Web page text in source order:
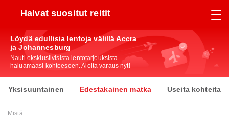
Halvat suositut reitit
Löydä edullisia lentoja välillä Accra
ja Johannesburg
Nauti eksklusiivisista lentotarjouksista
haluamaasi kohteeseen. Aloita varaus nyt!
Yksisuuntainen Edestakainen matka Useita kohteita
Mistä